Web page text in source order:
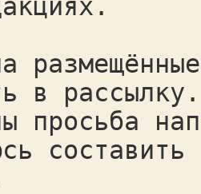
в рассылку.
просьба